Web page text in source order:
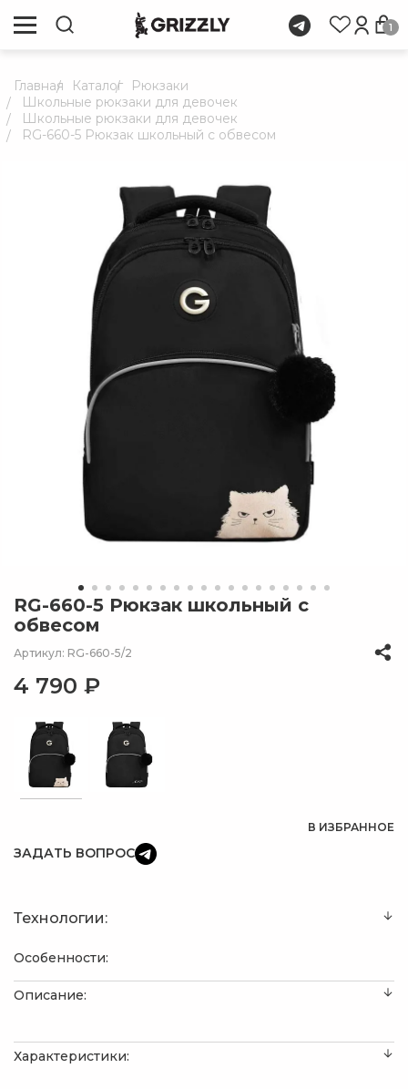
1
Главная Каталог
Рюкзаки
Школьные рюкзаки для девочек
Школьные рюкзаки для девочек
RG-660-5 Рюкзак школьный с обвесом
RG-660-5 Рюкзак школьный с
обвесом
Артикул: RG-660-5/2
4 790 ₽
В ИЗБРАННОЕ
ЗАДАТЬ ВОПРОС
Технологии:
Особенности:
Описание:
Характеристики: